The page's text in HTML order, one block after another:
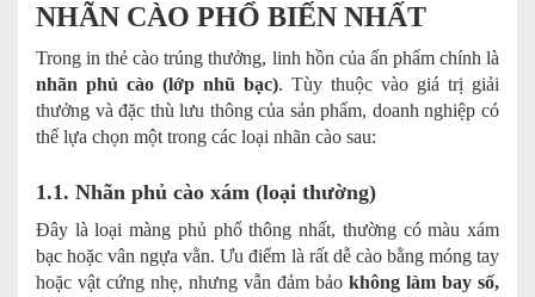
NHÃN CÀO PHỔ BIẾN NHẤT
Trong in thẻ cào trúng thưởng, linh hồn của ấn phẩm chính là
nhãn phủ cào (lớp nhũ bạc). Tùy thuộc vào giá trị giải
thưởng và đặc thù lưu thông của sản phẩm, doanh nghiệp có
thể lựa chọn một trong các loại nhãn cào sau:
1.1. Nhãn phủ cào xám (loại thường)
Đây là loại màng phủ phổ thông nhất, thường có màu xám
bạc hoặc vân ngựa vằn. Ưu điểm là rất dễ cào bằng móng tay
hoặc vật cứng nhẹ, nhưng vẫn đảm bảo không làm bay số,